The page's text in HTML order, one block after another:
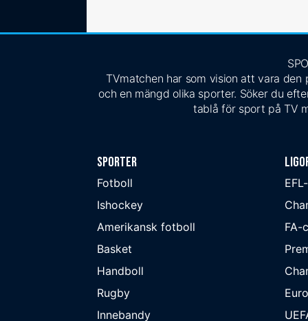
TVmatchen har som vision att vara
och en mängd olika sporter. Söker du
tablå för sport på TV
Sporter
Fotboll
Ishockey
Amerikansk fotboll
Basket
Handboll
Rugby
Innebandy
FA-